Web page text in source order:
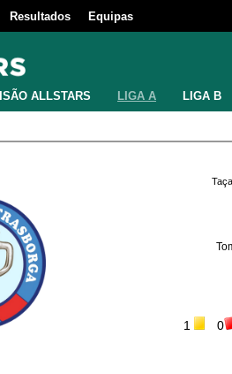
Resultados Equipas
ALLSTARS LIGA A LIGA B
1 0